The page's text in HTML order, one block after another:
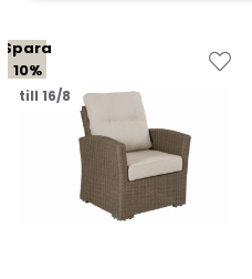
Spara
10%
till 16/8